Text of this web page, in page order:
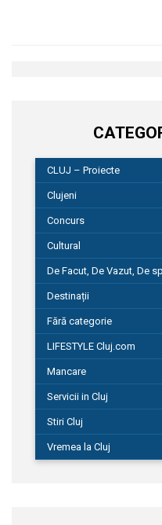
CLUJ – Proiecte
Clujeni
Concurs
Cultural
De Facut, De Vazut, De
Destinații
Fără categorie
LIFESTYLE Cluj.com
Mancare
Servicii in Cluj
Stiri Cluj
Vremea la Cluj